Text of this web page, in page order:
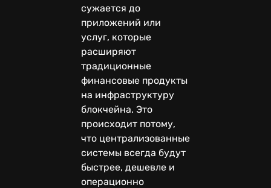
сужается до
приложений или
услуг, которые
расширяют
традиционные
финансовые продукты
на инфраструктуру
блокчейна. Это
происходит потому,
что централизованные
системы всегда будут
быстрее, дешевле и
операционно